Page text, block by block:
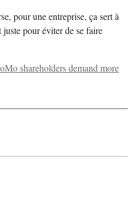
pour une entreprise, ça sert à
pour éviter de se faire
shareholders demand more